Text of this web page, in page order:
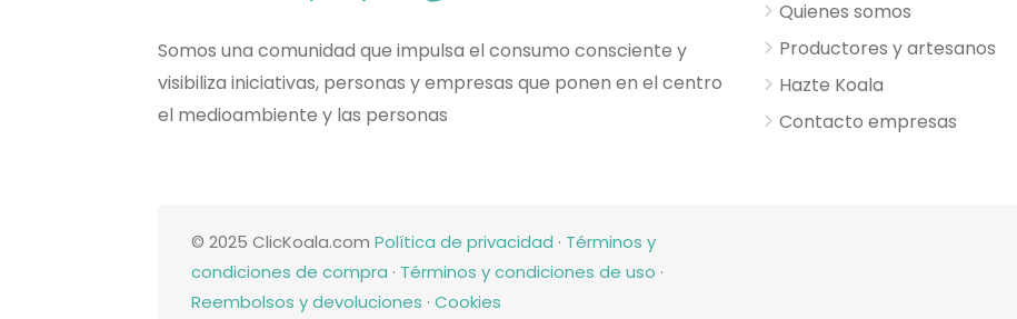
Somos una comunidad que impulsa el consumo consciente y
visibiliza iniciativas, personas y empresas que ponen en el centro
el medioambiente y las personas
Quienes somos
Productores y artesanos
Hazte Koala
Contacto empresas
© 2025 ClicKoala.com Política de privacidad · Términos y
condiciones de compra · Términos y condiciones de uso ·
Reembolsos y devoluciones · Cookies